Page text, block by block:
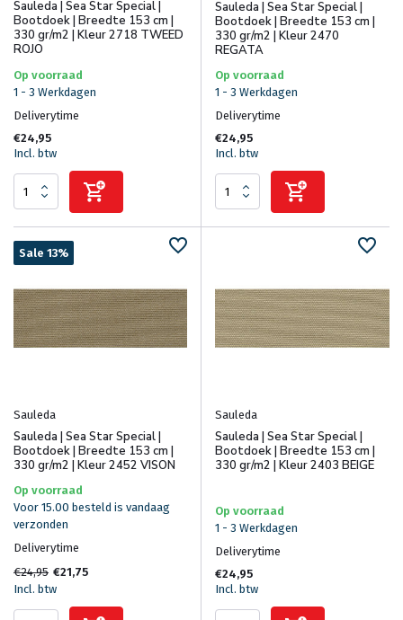
Sauleda | Sea Star Special |
Bootdoek | Breedte 153 cm |
330 gr/m2 | Kleur 2718 TWEED
ROJO
Op voorraad
1 - 3 Werkdagen
Deliverytime
€24,95
Incl. btw
Sauleda | Sea Star Special |
Bootdoek | Breedte 153 cm |
330 gr/m2 | Kleur 2470
REGATA
Op voorraad
1 - 3 Werkdagen
Deliverytime
€24,95
Incl. btw
Sale 13%
Sauleda
Sauleda | Sea Star Special |
Bootdoek | Breedte 153 cm |
330 gr/m2 | Kleur 2452 VISON
Op voorraad
Voor 15.00 besteld is vandaag
verzonden
Deliverytime
€24,95 €21,75
Incl. btw
Sauleda
Sauleda | Sea Star Special |
Bootdoek | Breedte 153 cm |
330 gr/m2 | Kleur 2403 BEIGE
Op voorraad
1 - 3 Werkdagen
Deliverytime
€24,95
Incl. btw